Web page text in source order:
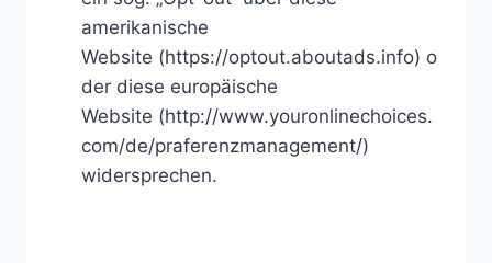
amerikanische
Website (https://optout.aboutads.info) o
der diese europäische
Website (http://www.youronlinechoices.
com/de/praferenzmanagement/)
widersprechen.